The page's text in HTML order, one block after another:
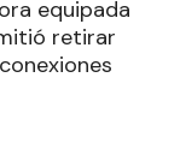
equipada
retirar